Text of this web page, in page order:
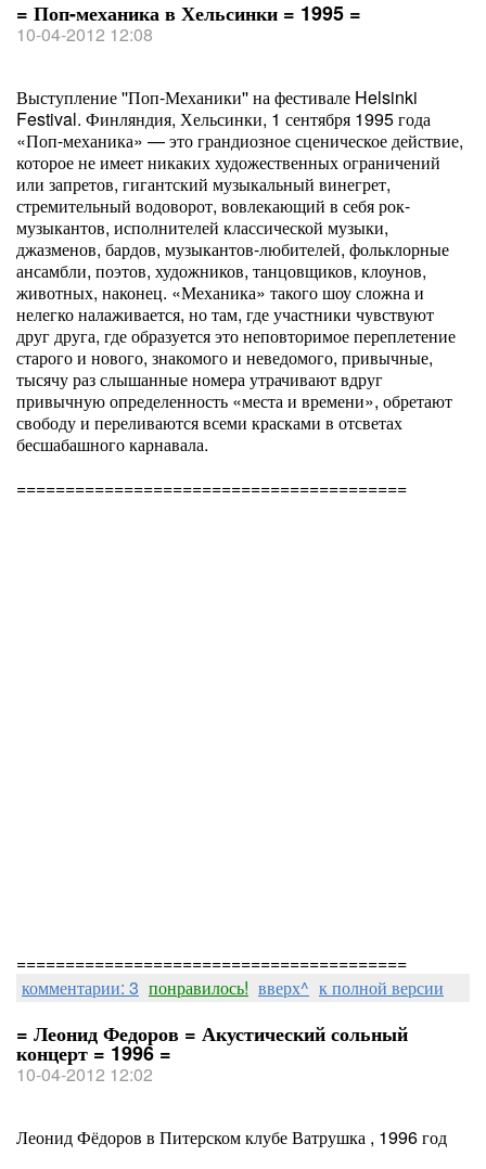
= Поп-механика в Хельсинки = 1995 =
10-04-2012 12:08
Выступление ''Поп-Механики'' на фестивале Helsinki
Festival. Финляндия, Хельсинки, 1 сентября 1995 года
«Поп-механика» — это грандиозное сценическое действие,
которое не имеет никаких художественных ограничений
или запретов, гигантский музыкальный винегрет,
стремительный водоворот, вовлекающий в себя рок-
музыкантов, исполнителей классической музыки,
джазменов, бардов, музыкантов-любителей, фольклорные
ансамбли, поэтов, художников, танцовщиков, клоунов,
животных, наконец. «Механика» такого шоу сложна и
нелегко налаживается, но там, где участники чувствуют
друг друга, где образуется это неповторимое переплетение
старого и нового, знакомого и неведомого, привычные,
тысячу раз слышанные номера утрачивают вдруг
привычную определенность «места и времени», обретают
свободу и переливаются всеми красками в отсветах
бесшабашного карнавала.
========================================
========================================
комментарии: 3 понравилось! вверх^ к полной версии
= Леонид Федоров = Акустический сольный
концерт = 1996 =
10-04-2012 12:02
Леонид Фёдоров в Питерском клубе Ватрушка , 1996 год